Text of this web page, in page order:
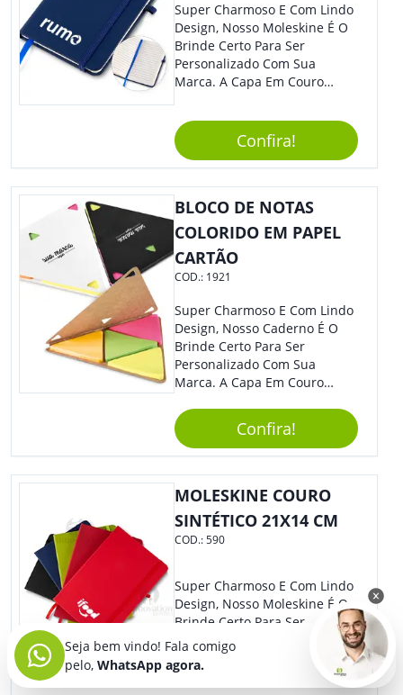
Super Charmoso E Com Lindo
Design, Nosso Moleskine É O
Brinde Certo Para Ser
Personalizado Com Sua
Marca. A Capa Em Couro
Elástico Permite Maior
Segurança Ao Carregá-Lo.
Ofereça A Seus Clientes E
Colaboradores, Sem Dúvidas
Eles Irão Adorar.
Confira!
BLOCO DE NOTAS
COLORIDO EM PAPEL
CARTÃO
COD.: 1921
Super Charmoso E Com Lindo
Design, Nosso Caderno É O
Brinde Certo Para Ser
Personalizado Com Sua
Marca. A Capa Em Couro
Elástico Permite Maior
Segurança Ao Carregá-Lo.
Ofereça A Seus Clientes E
Colaboradores, Sem Dúvidas
Eles Irão Adorar.
Confira!
MOLESKINE COURO
SINTÉTICO 21X14 CM
COD.:590
Super Charmoso E Com Lindo
Design, Nosso Moleskine É O
Brinde Certo Para Ser
Personalizado Com Sua
Marca. A Capa Em Couro
Sintético É Resistente, E O
Seja bem vindo! Fala comigo
pelo, WhatsApp agora.